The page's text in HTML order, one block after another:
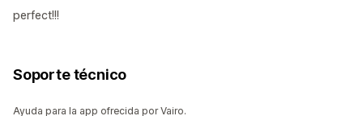
perfect!!!
Soporte técnico
Ayuda para la app ofrecida por Vairo.